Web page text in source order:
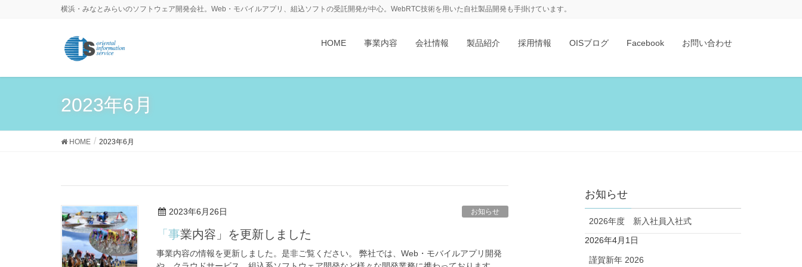
横浜・みなとみらいのソフトウェア開発会社。Web・モバイルアプリ、組込ソフトの受託開発が中心。WebRTC技術を用いた自社製品開発も手掛けています。
HOME 事業内容 会社情報 製品紹介 採用情報 OISブログ Facebook お問い合わせ
2023年6月
HOME 2023年6月
2023年6月26日 お知らせ
「事業内容」を更新しました
事業内容の情報を更新しました。是非ご覧ください。 弊社では、Web・モバイルアプリ開発
お知らせ
2026年度 新入社員入社式
2026年4月1日
謹賀新年 2026